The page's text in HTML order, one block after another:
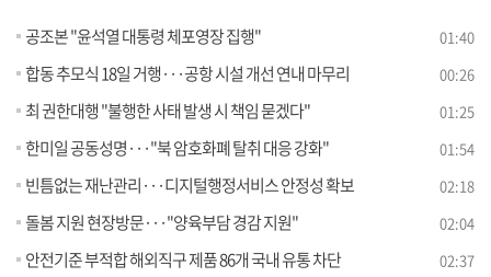
공조본 "윤석열 대통령 체포영장 집행" 01:40
합동 추모식 18일 거행···공항 시설 개선 연내 마무리 00:26
최 권한대행 "불행한 사태 발생 시 책임 묻겠다" 01:25
한미일 공동성명···"북 암호화폐 탈취 대응 강화" 01:54
빈틈없는 재난관리···디지털행정서비스 안정성 확보 02:18
돌봄 지원 현장방문···"양육부담 경감 지원" 02:04
안전기준 부적합 해외직구 제품 86개 국내 유통 차단 02:37